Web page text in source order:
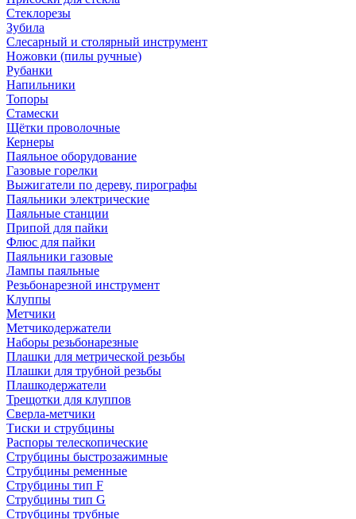
Стеклорезы
Зубила
Слесарный и столярный инструмент
Ножовки (пилы ручные)
Рубанки
Напильники
Топоры
Стамески
Щётки проволочные
Кернеры
Паяльное оборудование
Газовые горелки
Выжигатели по дереву, пирографы
Паяльники электрические
Паяльные станции
Припой для пайки
Флюс для пайки
Паяльники газовые
Лампы паяльные
Резьбонарезной инструмент
Клуппы
Метчики
Метчикодержатели
Наборы резьбонарезные
Плашки для метрической резьбы
Плашки для трубной резьбы
Плашкодержатели
Трещотки для клуппов
Сверла-метчики
Тиски и струбцины
Распоры телескопические
Струбцины быстрозажимные
Струбцины ременные
Струбцины тип F
Струбцины тип G
Струбцины трубные